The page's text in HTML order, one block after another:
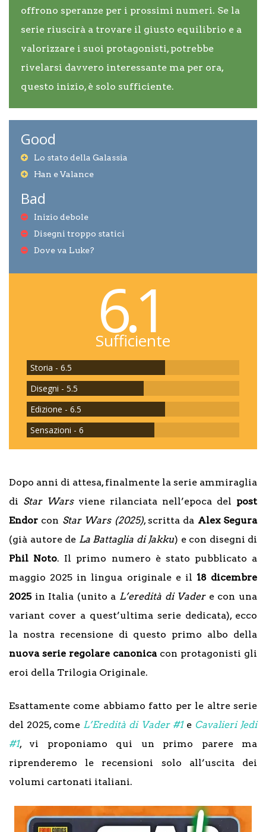
offrono speranze per i prossimi numeri. Se la
serie riuscirà a trovare il giusto equilibrio e a
valorizzare i suoi protagonisti, potrebbe
rivelarsi davvero interessante ma per ora,
questo inizio, è solo sufficiente.
Good
Lo stato della Galassia
Han e Valance
Bad
Inizio debole
Disegni troppo statici
Dove va Luke?
6.1
Sufficiente
Storia - 6.5
Disegni - 5.5
Edizione - 6.5
Sensazioni - 6
Dopo anni di attesa, finalmente la serie ammiraglia
di Star Warsviene rilanciata nell’epoca del post
Endor con Star Wars (2025), scritta da Alex Segura
(già autore de La Battaglia di Jakku) e con disegni di
Phil Noto. Il primo numero è stato pubblicato a
maggio 2025 in lingua originale e il 18 dicembre
2025in Italia (unito a L’eredità di Vadere con una
variant cover a quest’ultima serie dedicata), ecco
la nostra recensione di questo primo albo della
nuova serie regolare canonicacon protagonisti gli
eroi della Trilogia Originale.
Esattamente come abbiamo fatto per le altre serie
del 2025, come L’Eredità di Vader #1e Cavalieri Jedi
#1, vi proponiamo qui un primo parere ma
riprenderemo le recensioni solo all’uscita dei
volumi cartonati italiani.